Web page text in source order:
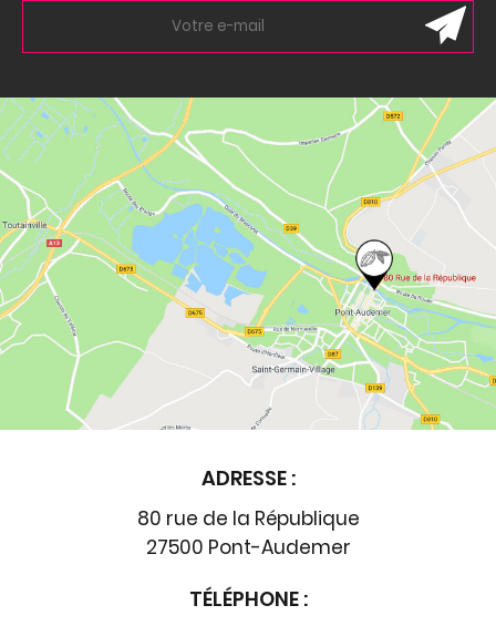
ADRESSE :
80 rue de la République
27500 Pont-Audemer
TÉLÉPHONE :